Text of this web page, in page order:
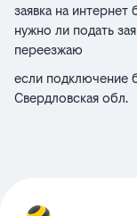
заявка на
нужно ли подать
переезжаю
если подключение
Свердловская обл.
проверка